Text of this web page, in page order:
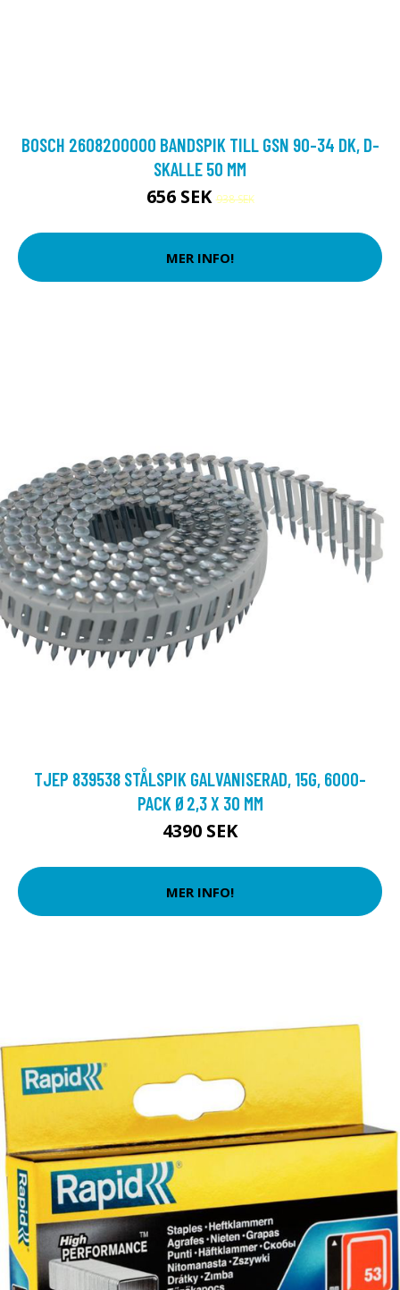
BOSCH 2608200000 BANDSPIK TILL GSN 90-34 DK, D-
SKALLE 50 MM
656 SEK938 SEK
MER INFO!
TJEP 839538 STÅLSPIK GALVANISERAD, 15G, 6000-
PACK Ø2,3 X 30 MM
4390 SEK
MER INFO!